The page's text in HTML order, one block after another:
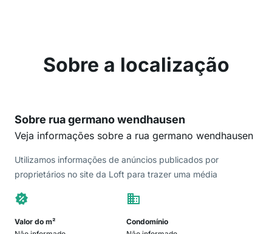
Sobre a localização
Sobre rua germano wendhausen
Veja informações sobre a rua germano wendhausen
Utilizamos informações de anúncios publicados por
proprietários no site da Loft para trazer uma média
Valor do m²
Condomínio